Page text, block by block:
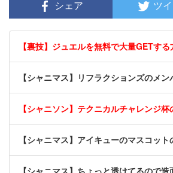
シェア ツ
【裏技】ジュエルを無料で大量GETす
【シャニマス】リフラクションズのメ
【シャニソン】テクニカルチャレンジ
【シャニマス】アイキューのマスコッ